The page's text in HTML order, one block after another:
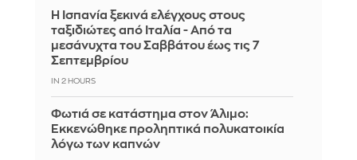
Η Ισπανία ξεκινά ελέγχους στους
ταξιδιώτες από Ιταλία - Από τα
μεσάνυχτα του Σαββάτου έως τις 7
Σεπτεμβρίου
IN 2 HOURS
Φωτιά σε κατάστημα στον Άλιμο:
Εκκενώθηκε προληπτικά πολυκατοικία
λόγω των καπνών